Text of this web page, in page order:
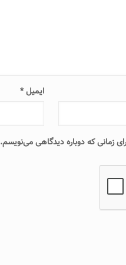
ایمیل*
زمانی که دوباره دیدگاهی می‌نویسم.